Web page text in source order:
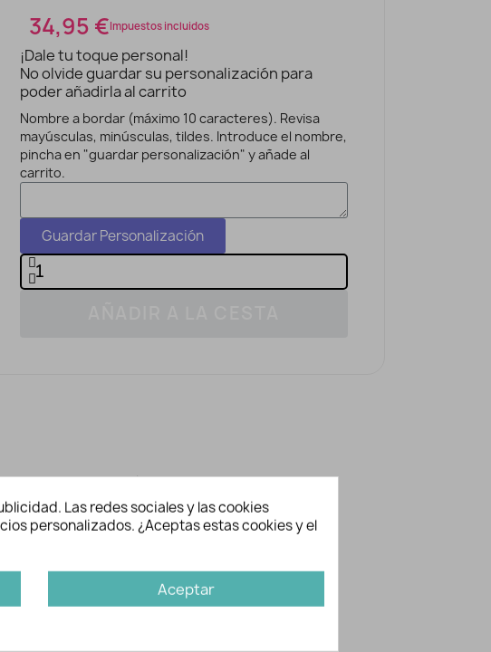
34,95 €Impuestos incluidos
¡Dale tu toque personal!
No olvide guardar su personalización para
poder añadirla al carrito
Nombre a bordar (máximo 10 caracteres). Revisa
mayúsculas, minúsculas, tildes. Introduce el nombre,
pincha en "guardar personalización" y añade al
carrito.
Guardar Personalización
adicional
3154
Mi Pipo
Quizás también te gusten...
Las redes sociales y las cookies
personalizados. ¿Aceptas estas cookies y el
Aceptar